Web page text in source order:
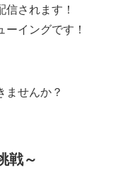
されます！
イングです！
ませんか？
戦～